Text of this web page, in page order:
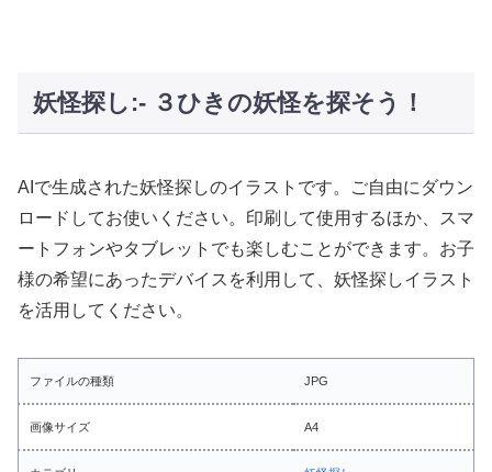
妖怪探し:- ３ひきの妖怪を探そう！
AIで生成された妖怪探しのイラストです。ご自由にダウン
ロードしてお使いください。印刷して使用するほか、スマ
ートフォンやタブレットでも楽しむことができます。お子
様の希望にあったデバイスを利用して、妖怪探しイラスト
を活用してください。
ファイルの種類 JPG
画像サイズ A4